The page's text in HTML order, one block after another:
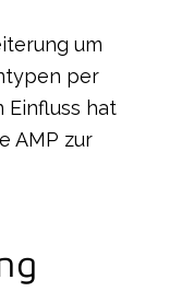
um
per
Einfluss hat
AMP zur